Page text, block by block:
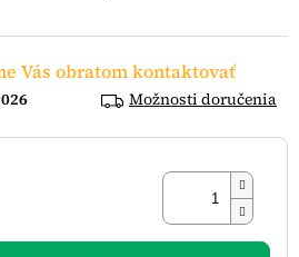
Vás obratom kontaktovať
Možnosti doručenia